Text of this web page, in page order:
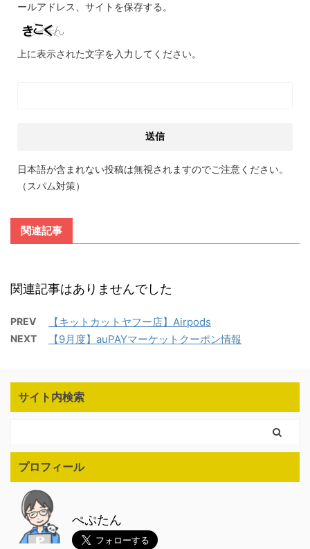
ールアドレス、サイトを保存する。
上に表示された文字を入力してください。
日本語が含まれない投稿は無視されますのでご注意ください。
（スパム対策）
関連記事
関連記事はありませんでした
PREV 【キットカットヤフー店】Airpods
NEXT 【9月度】auPAYマーケットクーポン情報
サイト内検索
プロフィール
ぺぷたん